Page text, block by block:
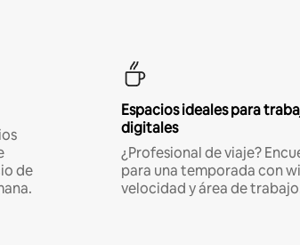
de
Espacios ideales para
digitales
¿Profesional de viaje?
para una temporada con
velocidad y área de